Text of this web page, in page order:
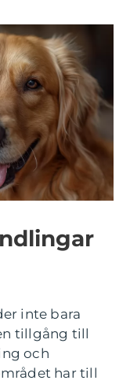
inte bara
tillgång till
och
har till